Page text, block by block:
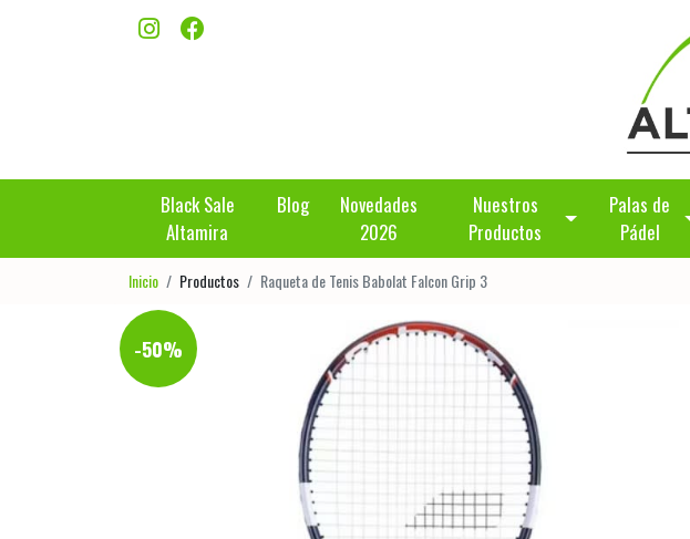
Black Sale
Altamira
Blog
Novedades
2026
Nuestros
Productos
Palas de
Pádel
Inicio Productos Raqueta de Tenis Babolat Falcon Grip 3
-50%